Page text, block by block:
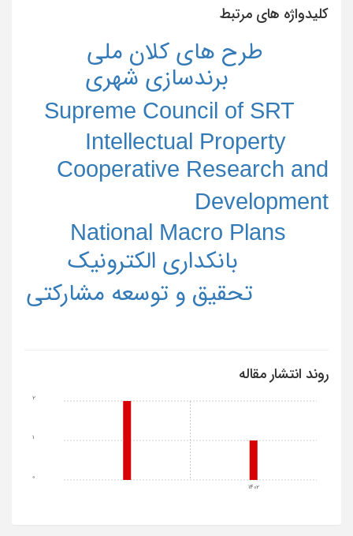
کلیدواژه های مرتبط
Cooperative Research and
Development
Intellectual Property
National Macro Plans
Supreme Council of SRT
بانکداری الکترونیک
برندسازی شهری
تحقیق و توسعه مشارکتی
طرح های کلان ملی
روند انتشار مقاله
1402
0
1
2